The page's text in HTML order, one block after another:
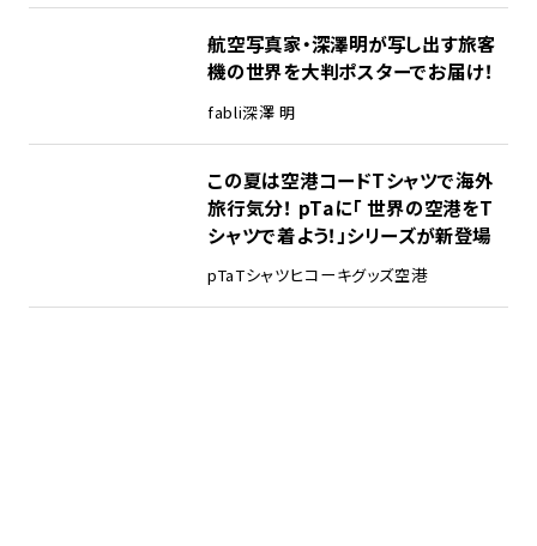
航空写真家・深澤明が写し出す旅客
機の世界を大判ポスターでお届け！
fabli深澤 明
この夏は空港コードTシャツで海外
旅行気分！ pTaに「 世界の空港をT
シャツで着よう！」シリーズが新登場
pTaTシャツヒコーキグッズ空港